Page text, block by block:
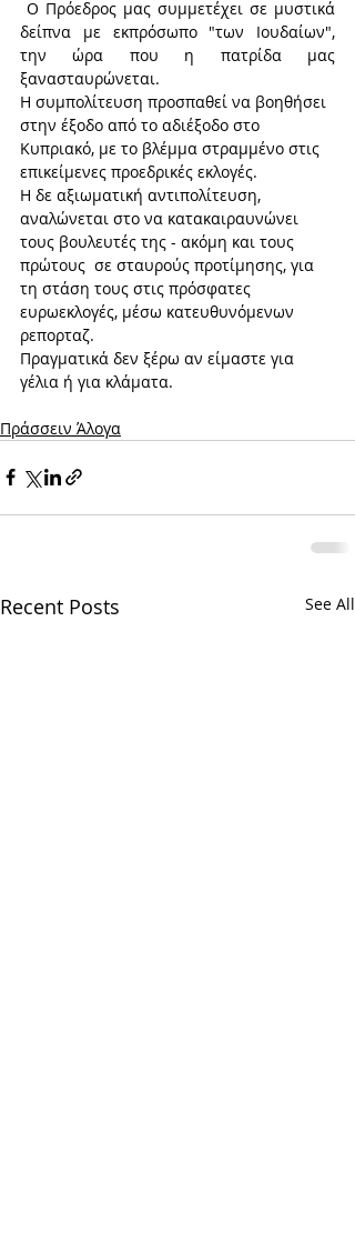
δείπνα με εκπρόσωπο "των Ιουδαίων",
την ώρα που η πατρίδα μας
ξανασταυρώνεται.
Η συμπολίτευση προσπαθεί να βοηθήσει
στην έξοδο από το αδιέξοδο στο
Κυπριακό, με το βλέμμα στραμμένο στις
επικείμενες προεδρικές εκλογές.
Η δε αξιωματική αντιπολίτευση,
αναλώνεται στο να κατακαιραυνώνει
τους βουλευτές της - ακόμη και τους
πρώτους  σε σταυρούς προτίμησης, για
τη στάση τους στις πρόσφατες
ευρωεκλογές, μέσω κατευθυνόμενων
ρεπορταζ.
Πραγματικά δεν ξέρω αν είμαστε για
γέλια ή για κλάματα.
Πράσσειν Άλογα
Recent Posts See All